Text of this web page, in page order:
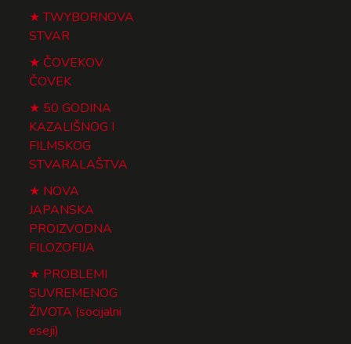
TWYBORNOVA
STVAR
ČOVEKOV
ČOVEK
50 GODINA
KAZALIŠNOG I
FILMSKOG
STVARALAŠTVA
NOVA
JAPANSKA
PROIZVODNA
FILOZOFIJA
PROBLEMI
SUVREMENOG
ŽIVOTA (socijalni
eseji)